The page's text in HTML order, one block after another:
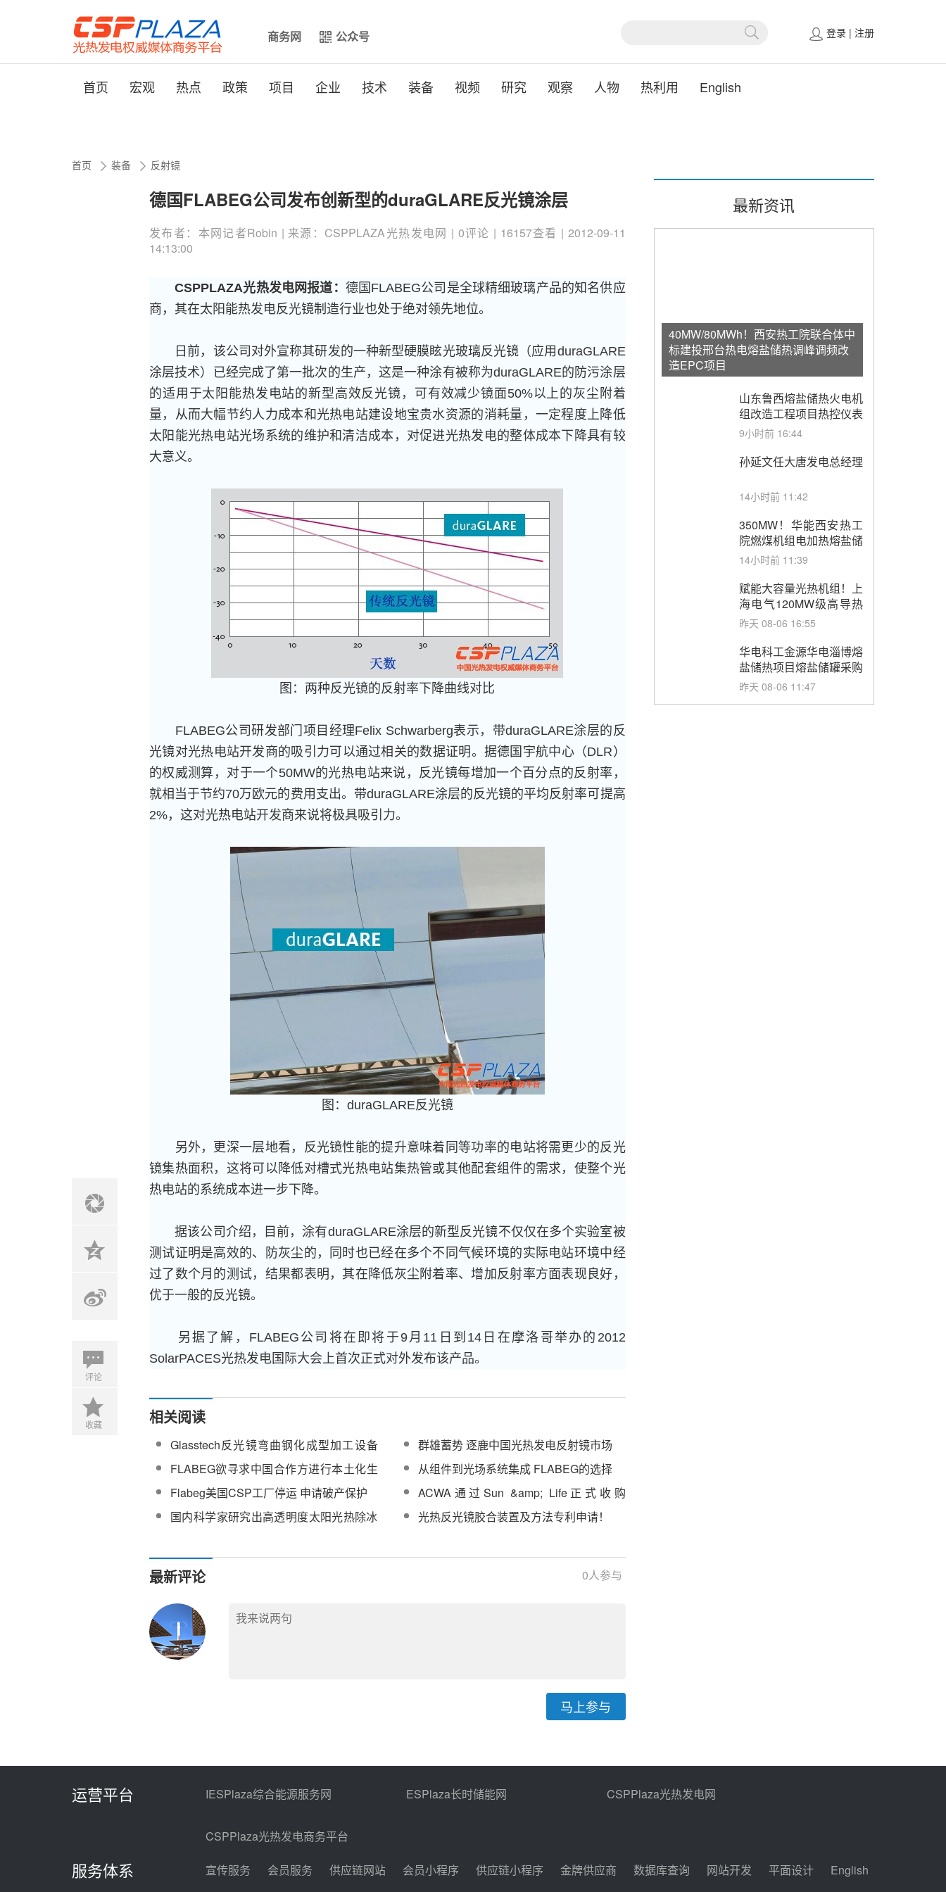
商务网 公众号 登录 | 注册
首页 宏观 热点 政策 项目 企业 技术 装备 视频 研究 观察 人物 热利用 English
首页 装备 反射镜
德国FLABEG公司发布创新型的duraGLARE反光镜涂层
发布者：本网记者Robin | 来源：CSPPLAZA光热发电网 | 0评论 | 16157查看 | 2012-09-11
14:13:00
CSPPLAZA光热发电网报道： 德国FLABEG公司是全球精细玻璃产品的知名供应
商，其在太阳能热发电反光镜制造行业也处于绝对领先地位。
日前，该公司对外宣称其研发的一种新型硬膜眩光玻璃反光镜（应用duraGLARE
涂层技术）已经完成了第一批次的生产，这是一种涂有被称为duraGLARE的防污涂层
的适用于太阳能热发电站的新型高效反光镜，可有效减少镜面50%以上的灰尘附着
量，从而大幅节约人力成本和光热电站建设地宝贵水资源的消耗量，一定程度上降低
太阳能光热电站光场系统的维护和清洁成本，对促进光热发电的整体成本下降具有较
大意义。
图：两种反光镜的反射率下降曲线对比
FLABEG公司研发部门项目经理Felix Schwarberg表示，带duraGLARE涂层的反
光镜对光热电站开发商的吸引力可以通过相关的数据证明。据德国宇航中心（DLR）
的权威测算，对于一个50MW的光热电站来说，反光镜每增加一个百分点的反射率，
就相当于节约70万欧元的费用支出。带duraGLARE涂层的反光镜的平均反射率可提高
2%，这对光热电站开发商来说将极具吸引力。
图：duraGLARE反光镜
另外，更深一层地看，反光镜性能的提升意味着同等功率的电站将需更少的反光
镜集热面积，这将可以降低对槽式光热电站集热管或其他配套组件的需求，使整个光
热电站的系统成本进一步下降。
据该公司介绍，目前，涂有duraGLARE涂层的新型反光镜不仅仅在多个实验室被
测试证明是高效的、防灰尘的，同时也已经在多个不同气候环境的实际电站环境中经
过了数个月的测试，结果都表明，其在降低灰尘附着率、增加反射率方面表现良好，
优于一般的反光镜。
另据了解，FLABEG公司将在即将于9月11日到14日在摩洛哥举办的2012
SolarPACES光热发电国际大会上首次正式对外发布该产品。
评论
收藏 相关阅读
Glasstech反光镜弯曲钢化成型加工设备
介绍
群雄蓄势 逐鹿中国光热发电反射镜市场
FLABEG欲寻求中国合作方进行本土化生
产
从组件到光场系统集成 FLABEG的选择
Flabeg美国CSP工厂停运 申请破产保护
ACWA通过Sun &amp; Life正式收购
Flabeg Solar
国内科学家研究出高透明度太阳光热除冰
光热反光镜胶合装置及方法专利申请！
最新评论 0人参与
马上参与
最新资讯
40MW/80MWh！西安热工院联合体中
标建投邢台热电熔盐储热调峰调频改
造EPC项目
山东鲁西熔盐储热火电机
组改造工程项目热控仪表
成套设备采购
9小时前 16:44
孙延文任大唐发电总经理
14小时前 11:42
350MW！华能西安热工
院燃煤机组电加热熔盐储
能提升机组灵活性改造项
务采购
14小时前 11:39
赋能大容量光热机组！上
海电气120MW级高导热
空冷发电机通过型式试验
昨天 08-06 16:55
华电科工金源华电淄博熔
盐储热项目熔盐储罐采购
昨天 08-06 11:47
运营平台 IESPlaza综合能源服务网 ESPlaza长时储能网 CSPPlaza光热发电网
CSPPlaza光热发电商务平台
服务体系 宣传服务 会员服务 供应链网站 会员小程序 供应链小程序 金牌供应商 数据库查询 网站开发 平面设计 English